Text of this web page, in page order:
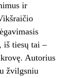
ir
iš tiesų tai –
Autorius
žvilgsniu